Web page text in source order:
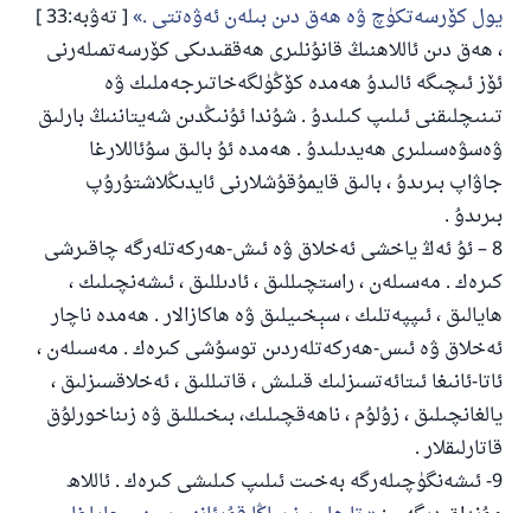
يول كۆرسەتكۈچ ۋە ھەق دىن بىلەن ئەۋەتتى .
[ تەۋبە:33 ]
، ھەق دىن ئاللاھنىڭ قانۇنلىرى ھەققىدىكى كۆرسەتمىلەرنى
ئۆز ئىچىگە ئالىدۇ ھەمدە كۆڭۈلگەخاتىرجەملىك ۋە
تىنىچلىقنى ئىلىپ كىلىدۇ . شۇندا ئۇنىڭدىن شەيتاننىڭ بارلىق
ۋەسۋەسىلىرى ھەيدىلىدۇ . ھەمدە ئۇ بالىق سۇئاللارغا
جاۋاپ بىرىدۇ ، بالىق قايمۇقۇشلارنى ئايدىڭلاشتۇرۇپ
بىرىدۇ .
8 – ئۇ ئەڭ ياخشى ئەخلاق ۋە ئىش-ھەركەتلەرگە چاقىرشى
كىرەك . مەسىلەن ، راستچىللىق ، ئادىللىق ، ئىشەنچىلىك ،
ھايالىق ، ئىپپەتلىك ، سېخىيلىق ۋە ھاكازالار . ھەمدە ناچار
ئەخلاق ۋە ئىس-ھەركەتلەردىن توسۇشى كىرەك . مەسىلەن ،
ئاتا-ئانىغا ئىتائەتسىزلىك قىلىش ، قاتىللىق ، ئەخلاقسىزلىق ،
يالغانچىلىق ، زۇلۇم ، ناھەقچىلىك، بىخىللىق ۋە زىناخورلۇق
قاتارلىقلار .
9- ئىشەنگۈچىلەرگە بەخىت ئىلىپ كىلىشى كىرەك . ئاللاھ